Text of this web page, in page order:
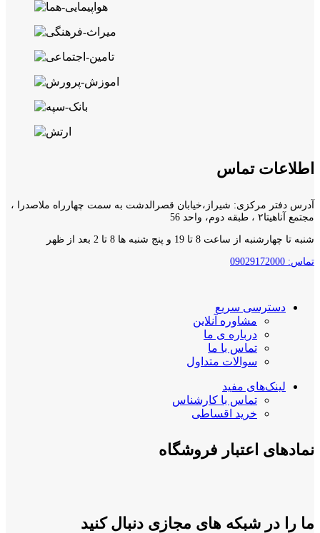
اطلاعات تماس
آدرس دفتر مرکزی: شیراز،خیابان قصرالدشت به سمت چهارراه ملاصدرا ،
مجتمع آناهیتا۲ ، طبقه دوم، واحد 56
شنبه تا چهارشنبه از ساعت 8 تا 19 و پنج شنبه ها 8 تا 2 بعد از ظهر
تماس: 09029172000
دسترسی سریع
مشاوره آنلاین
درباره ی ما
تماس با ما
سوالات متداول
لینک‌های مفید
تماس با کارشناس
خرید اقساطی
نمادهای اعتبار فروشگاه
ما را در شبکه های مجازی دنبال کنید